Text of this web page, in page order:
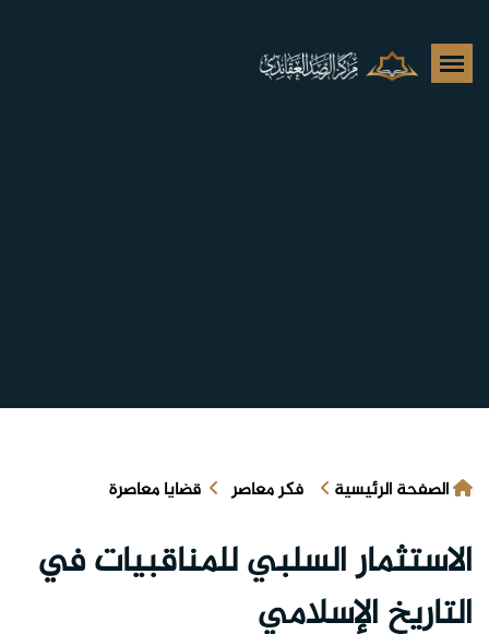
الصفحة الرئيسية فكر معاصر قضايا معاصرة
الاستثمار السلبي للمناقبيات في
التاريخ الإسلامي